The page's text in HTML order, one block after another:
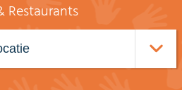
Restaurants